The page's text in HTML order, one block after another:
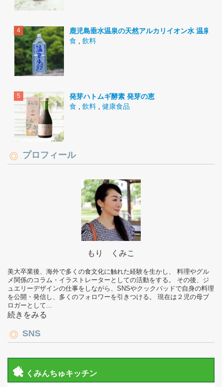
鹿児島垂水温泉の天然アルカリイオン水 温泉水
食
飲料
発芽ハトムギ酵素 発芽の恵
食
飲料 健康食品
プロフィール
もり くみこ
美大卒業後、海外で多くの食文化に触れた経験を生かし、 料理やグル
メ関係のコラム・イラストレーターとしての活動をする。 その後、ジ
ュエリーデザインの仕事をしながら、SNSやクックパッドで自身の料理
を公開・発信し、多くのフォロワーを引きつける。 現在は２児の母ブ
ロガーとして...
続きをみる
SNS
くみんちゅキッチン